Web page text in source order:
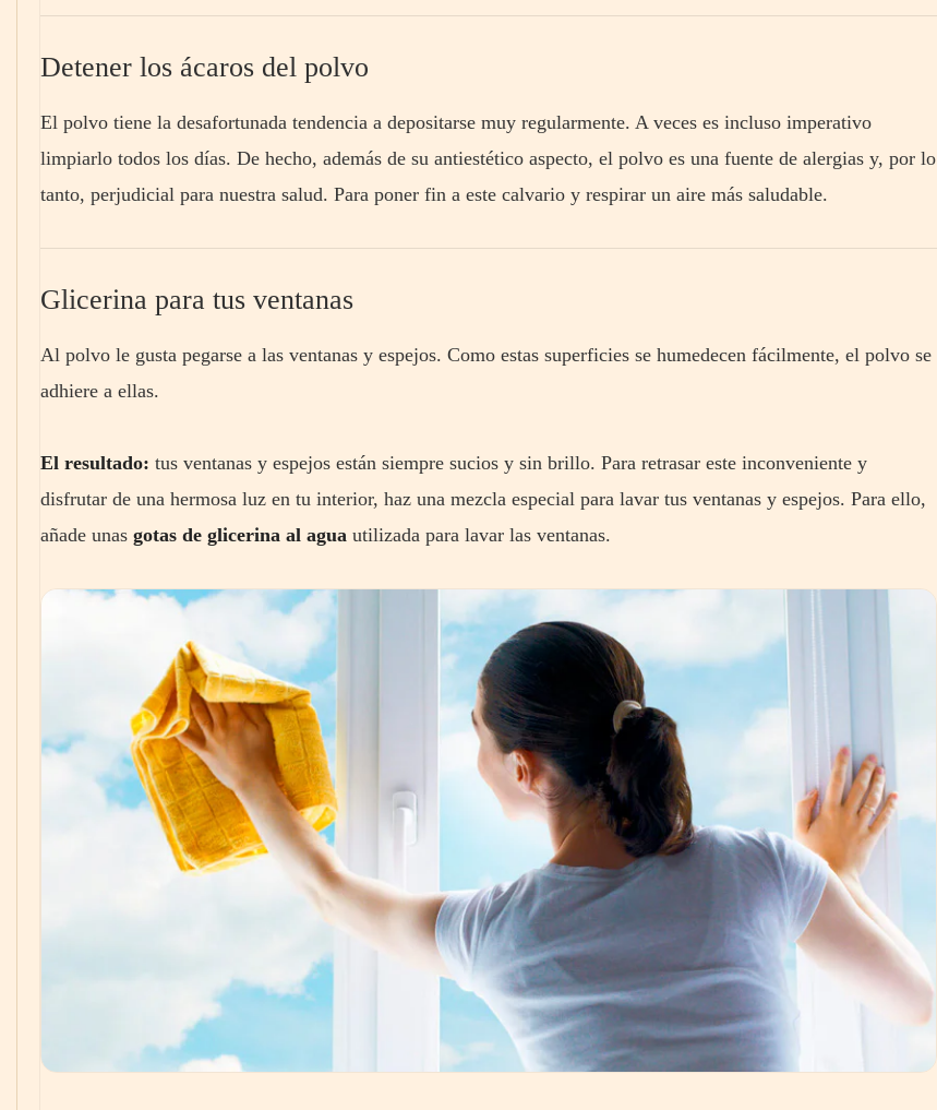
Detener los ácaros del polvo
El polvo tiene la desafortunada tendencia a depositarse muy regularmente. A veces es incluso imperativo
limpiarlo todos los días. De hecho, además de su antiestético aspecto, el polvo es una fuente de alergias y, por lo
tanto, perjudicial para nuestra salud. Para poner fin a este calvario y respirar un aire más saludable.
Glicerina para tus ventanas
Al polvo le gusta pegarse a las ventanas y espejos. Como estas superficies se humedecen fácilmente, el polvo se
adhiere a ellas.
El resultado: tus ventanas y espejos están siempre sucios y sin brillo. Para retrasar este inconveniente y
disfrutar de una hermosa luz en tu interior, haz una mezcla especial para lavar tus ventanas y espejos. Para ello,
añade unas gotas de glicerina al agua utilizada para lavar las ventanas.